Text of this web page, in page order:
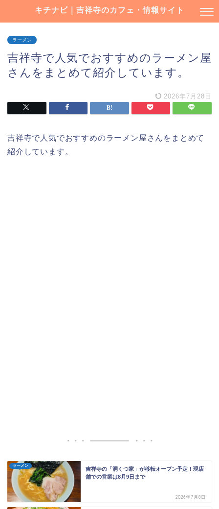
キチナビ｜吉祥寺のカフェ・情報サイト
ラーメン
吉祥寺で人気でおすすめのラーメン屋
さんをまとめて紹介しています。
2026年7月28日
吉祥寺で人気でおすすめのラーメン屋さんをまとめて
紹介しています。
ラーメン
吉祥寺の「洞くつ家」が移転オープン予定！現店
舗での営業は8月9日まで
2026年7月8日